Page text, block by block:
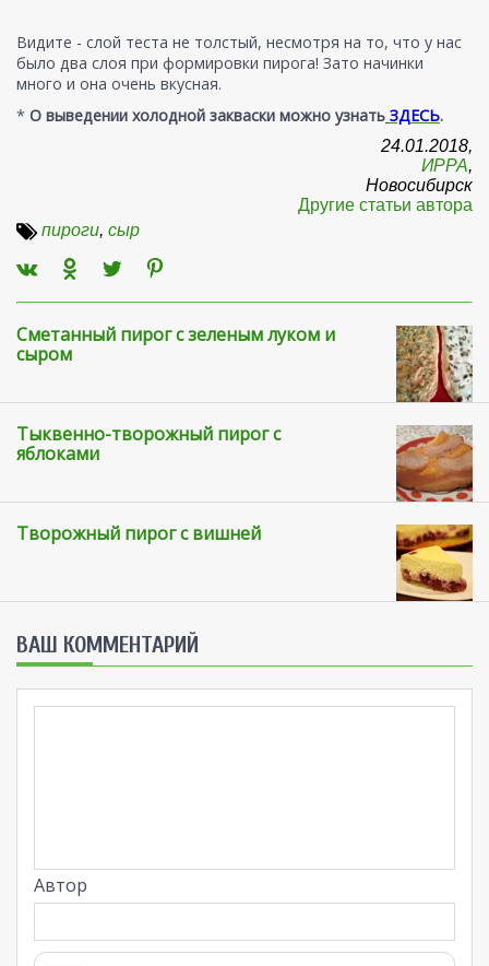
Видите - слой теста не толстый, несмотря на то, что у нас
было два слоя при формировки пирога! Зато начинки
много и она очень вкусная.
* О выведении холодной закваски можно узнать ЗДЕСЬ.
24.01.2018,
ИРРА,
Новосибирск
Другие статьи автора
пироги, сыр
Сметанный пирог с зеленым луком и
сыром
Тыквенно-творожный пирог с
яблоками
Творожный пирог с вишней
ВАШ КОММЕНТАРИЙ
Автор